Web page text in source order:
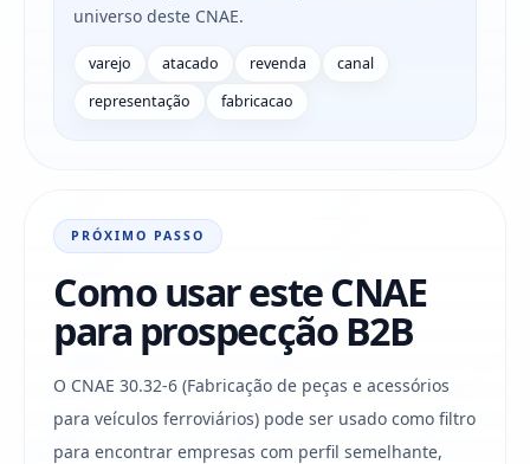
universo deste CNAE.
varejo atacado revenda
canal
representação
fabricacao
PRÓXIMO PASSO
Como usar este CNAE
para prospecção B2B
O CNAE 30.32-6 (Fabricação de peças e acessórios
para veículos ferroviários) pode ser usado como filtro
para encontrar empresas com perfil semelhante,